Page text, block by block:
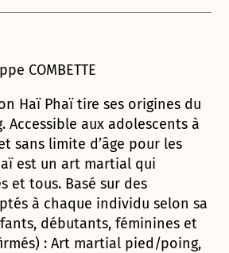
COMBETTE
Haï Phaï tire ses origines du
Accessible aux adolescents à
sans limite d’âge pour les
est un art martial qui
et tous. Basé sur des
à chaque individu selon sa
débutants, féminines et
: Art martial pied/poing,